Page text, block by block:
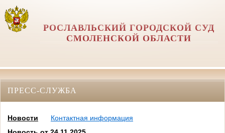
РОСЛАВЛЬСКИЙ ГОРОДСКОЙ СУД
СМОЛЕНСКОЙ ОБЛАСТИ
ПРЕСС-СЛУЖБА
Новости
Контактная информация